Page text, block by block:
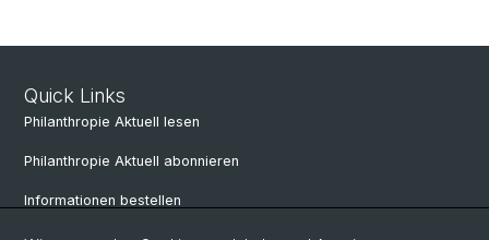
Quick Links
Philanthropie Aktuell lesen
Philanthropie Aktuell abonnieren
Informationen bestellen